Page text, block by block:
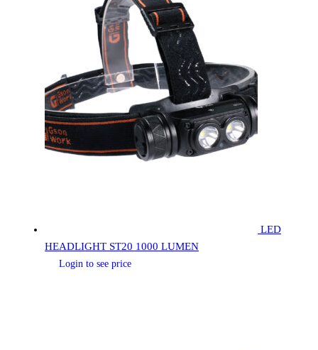
LED
HEADLIGHT ST20 1000 LUMEN
Login to see price